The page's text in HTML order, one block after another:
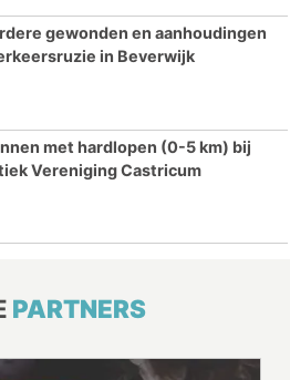
gewonden en aanhoudingen
in Beverwijk
met hardlopen (0-5 km) bij
Vereniging Castricum
PARTNERS